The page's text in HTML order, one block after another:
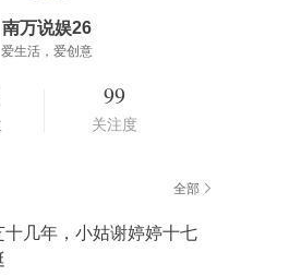
南万说娱26
爱生活，爱创意
99
关注度
全部
几年，小姑谢婷婷十七